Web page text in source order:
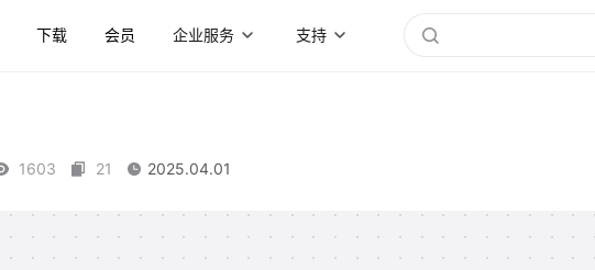
下载 会员 企业服务 支持
1603 21 2025.04.01